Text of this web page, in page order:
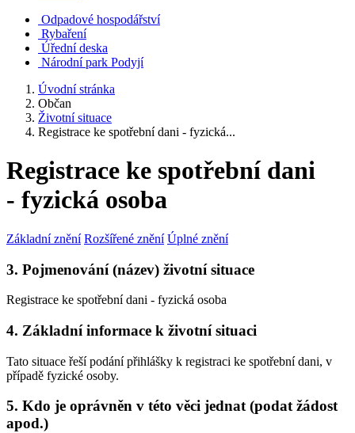
Odpadové hospodářství
Rybaření
Úřední deska
Národní park Podyjí
Úvodní stránka
Občan
Životní situace
Registrace ke spotřební dani - fyzická...
Registrace ke spotřební dani
- fyzická osoba
Základní znění Rozšířené znění Úplné znění
3. Pojmenování (název) životní situace
Registrace ke spotřební dani - fyzická osoba
4. Základní informace k životní situaci
Tato situace řeší podání přihlášky k registraci ke spotřební dani, v
případě fyzické osoby.
5. Kdo je oprávněn v této věci jednat (podat žádost
apod.)